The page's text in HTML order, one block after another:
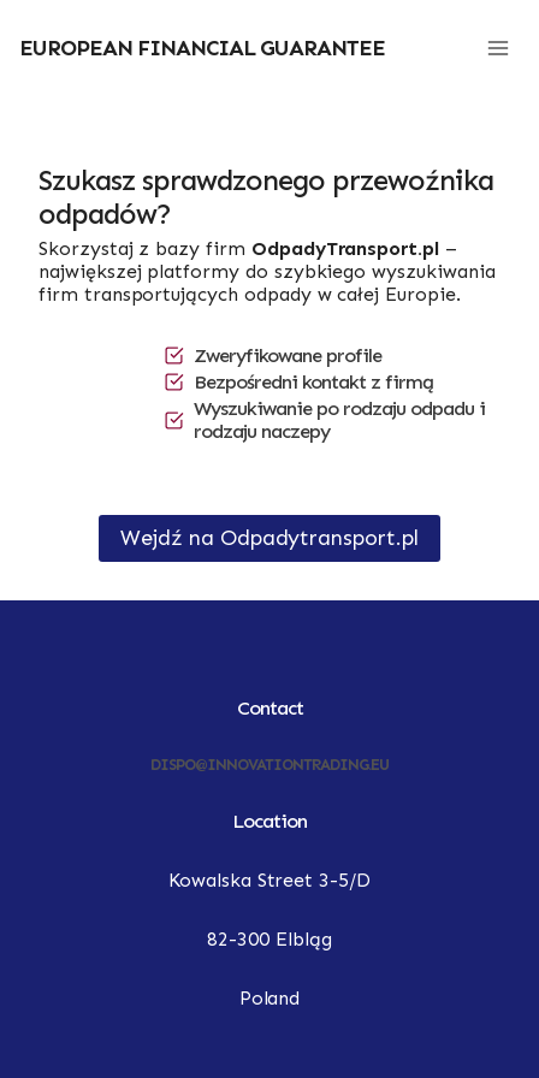
treści
EUROPEAN FINANCIAL GUARANTEE
Szukasz sprawdzonego przewoźnika
odpadów?
Skorzystaj z bazy firm OdpadyTransport.pl–
największej platformy do szybkiego wyszukiwania
firm transportujących odpady w całej Europie.
Zweryfikowane profile
Bezpośredni kontakt z firmą
Wyszukiwanie po rodzaju odpadu i
rodzaju naczepy
Wejdź na Odpadytransport.pl
Contact
DISPO@INNOVATIONTRADING.EU
Location
Kowalska Street 3-5/D
82-300 Elbląg
Poland